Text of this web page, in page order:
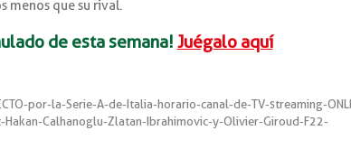
menos que su rival.
de esta semana! Juégalo aquí
por-la-Serie-A-de-Italia-horario-canal-de-TV-streaming-
Hakan-Calhanoglu-Zlatan-Ibrahimovic-y-Olivier-Giroud-F22-